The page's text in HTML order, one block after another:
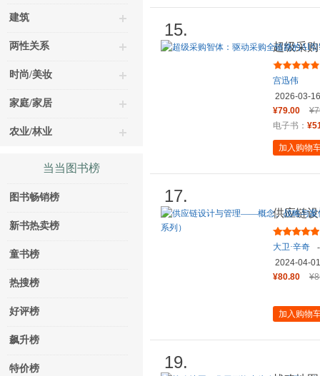
建筑
两性关系
时尚/美妆
家庭/家居
农业/林业
当当图书榜
图书畅销榜
新书热卖榜
童书榜
热搜榜
好评榜
飙升榜
特价榜
15.
超级采
宫迅伟
宫迅伟
2026-03-16
¥79.00
电子书：
加入购物
17.
供应链
研究（
大卫·辛奇
-
维
2024-04-01
¥80.80
加入购物
19.